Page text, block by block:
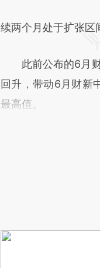
续两个月处于扩张区
此前公布的6月财
回升，带动6月财新
最高值。